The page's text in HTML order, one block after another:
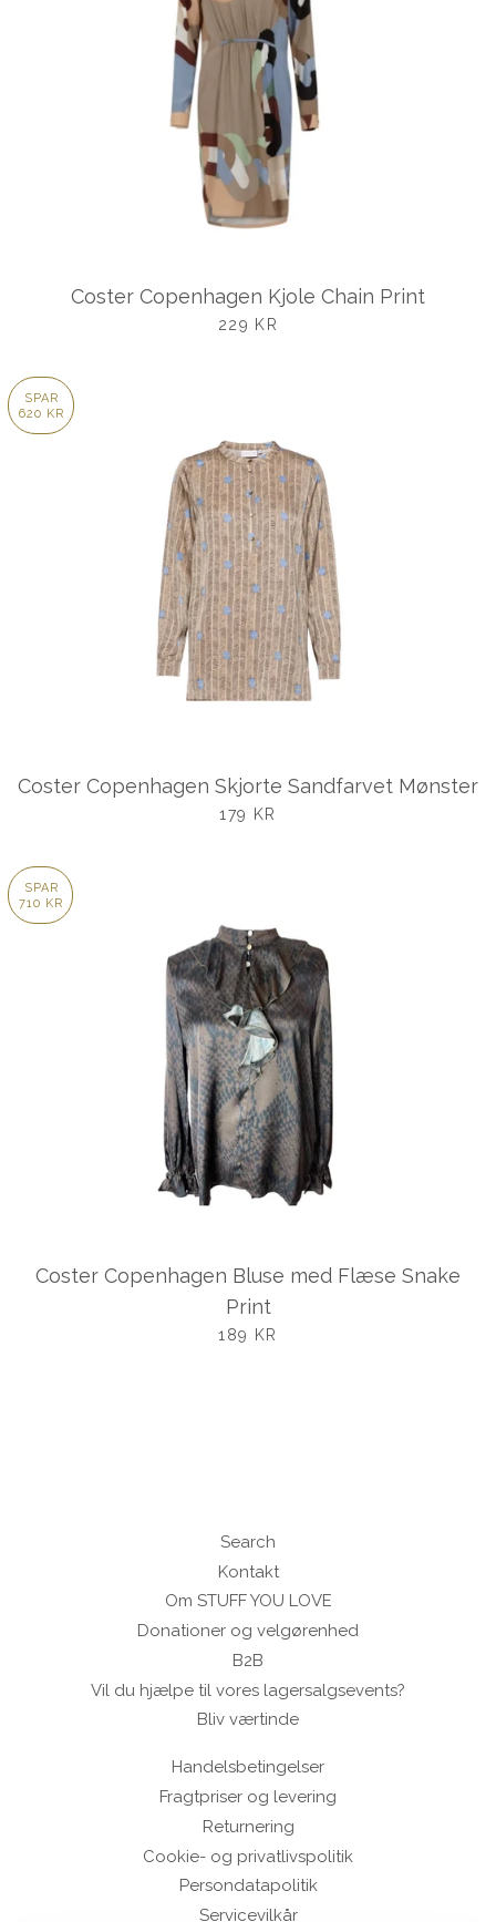
Coster Copenhagen Kjole Chain Print
UDSALGSPRIS
229 KR
SPAR
620 KR
Coster Copenhagen Skjorte Sandfarvet Mønster
UDSALGSPRIS
179 KR
SPAR
710 KR
Coster Copenhagen Bluse med Flæse Snake
Print
UDSALGSPRIS
189 KR
Search
Kontakt
Om STUFF YOU LOVE
Donationer og velgørenhed
B2B
Vil du hjælpe til vores lagersalgsevents?
Bliv værtinde
Handelsbetingelser
Fragtpriser og levering
Returnering
Cookie- og privatlivspolitik
Persondatapolitik
Servicevilkår